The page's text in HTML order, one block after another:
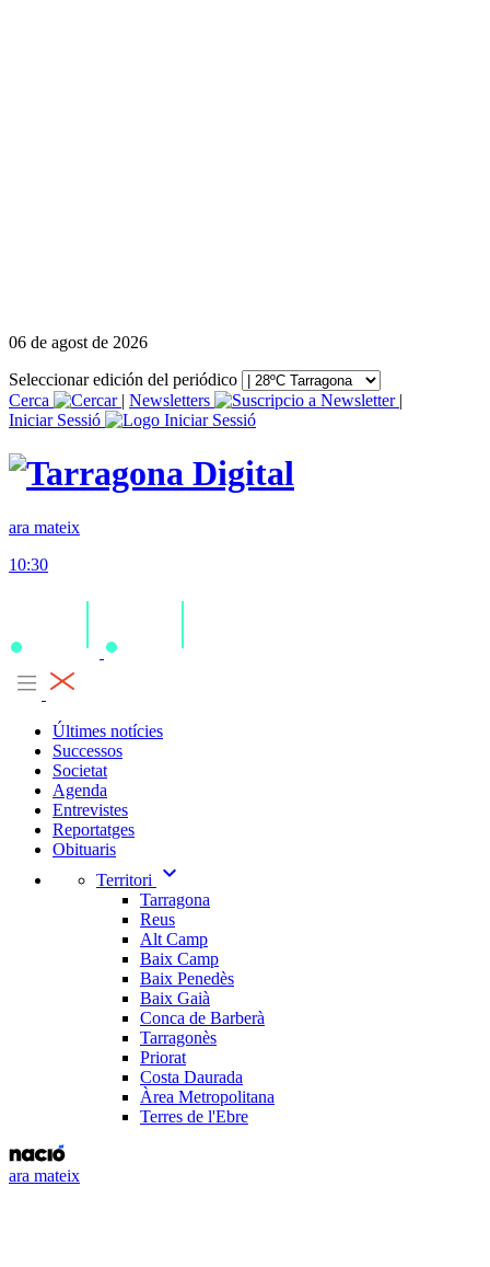
06 de agost de 2026
Seleccionar edición del periódico
Cerca
| Newsletters
|
Iniciar Sessió
ara mateix
10:30
Últimes notícies
Successos
Societat
Agenda
Entrevistes
Reportatges
Obituaris
Territori
expand_more
Tarragona
Reus
Alt Camp
Baix Camp
Baix Penedès
Baix Gaià
Conca de Barberà
Tarragonès
Priorat
Costa Daurada
Àrea Metropolitana
Terres de l'Ebre
ara mateix